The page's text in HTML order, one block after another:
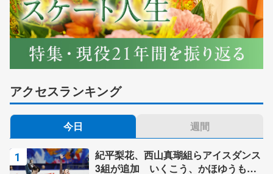
アクセスランキング
今日 週間
紀平梨花、西山真瑚組らアイスダンス
3組が追加 いくこう、かほゆうも、